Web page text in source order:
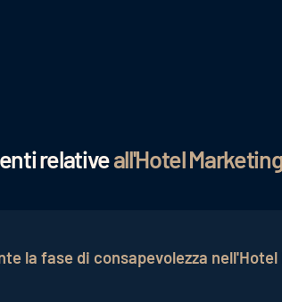
relativeall'Hotel
la fase di consapevolezza nell'Hotel